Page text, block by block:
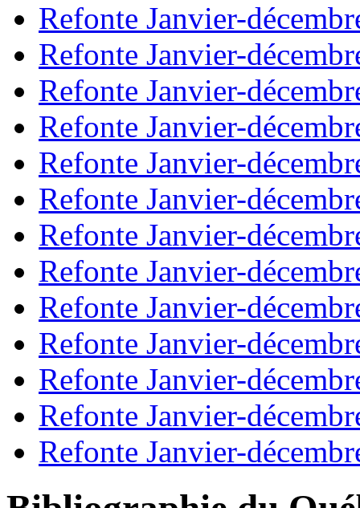
Refonte Janvier-
Refonte Janvier-
Refonte Janvier-
Refonte Janvier-
Refonte Janvier-
Refonte Janvier-
Refonte Janvier-
Refonte Janvier-
Refonte Janvier-
Refonte Janvier-
Refonte Janvier-
Refonte Janvier-
Refonte Janvier-